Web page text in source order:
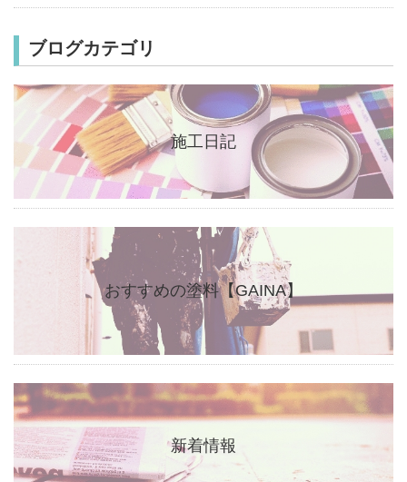
ブログカテゴリ
施工日記
おすすめの塗料【GAINA】
新着情報